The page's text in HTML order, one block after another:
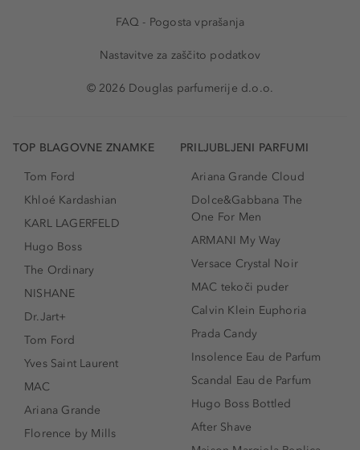
FAQ - Pogosta vprašanja
Nastavitve za zaščito podatkov
© 2026 Douglas parfumerije d.o.o.
TOP BLAGOVNE ZNAMKE
Tom Ford
Khloé Kardashian
KARL LAGERFELD
Hugo Boss
The Ordinary
NISHANE
Dr.Jart+
Tom Ford
Yves Saint Laurent
MAC
Ariana Grande
Florence by Mills
PRILJUBLJENI PARFUMI
Ariana Grande Cloud
Dolce&Gabbana The
One For Men
ARMANI My Way
Versace Crystal Noir
MAC tekoči puder
Calvin Klein Euphoria
Prada Candy
Insolence Eau de Parfum
Scandal Eau de Parfum
Hugo Boss Bottled
After Shave